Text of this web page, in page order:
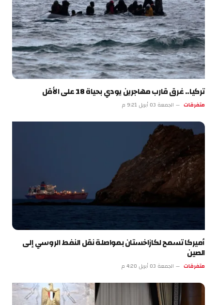
تركيا.. غرق قارب مهاجرين يودي بحياة 18 على الأقل
متفرقات الجمعة 03 أبريل 9:21 م
أميركا تسمح لكازاخستان بمواصلة نقل النفط الروسي إلى
الصين
متفرقات الجمعة 03 أبريل 4:20 م